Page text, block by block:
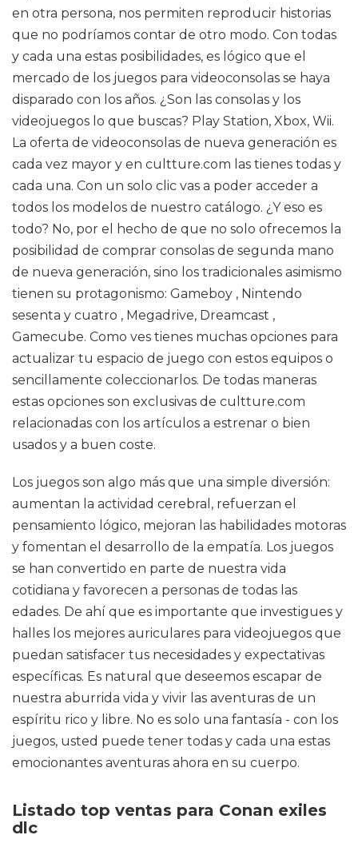
en otra persona, nos permiten reproducir historias
que no podríamos contar de otro modo. Con todas
y cada una estas posibilidades, es lógico que el
mercado de los juegos para videoconsolas se haya
disparado con los años. ¿Son las consolas y los
videojuegos lo que buscas? Play Station, Xbox, Wii.
La oferta de videoconsolas de nueva generación es
cada vez mayor y en cultture.com las tienes todas y
cada una. Con un solo clic vas a poder acceder a
todos los modelos de nuestro catálogo. ¿Y eso es
todo? No, por el hecho de que no solo ofrecemos la
posibilidad de comprar consolas de segunda mano
de nueva generación, sino los tradicionales asimismo
tienen su protagonismo: Gameboy , Nintendo
sesenta y cuatro , Megadrive, Dreamcast ,
Gamecube. Como ves tienes muchas opciones para
actualizar tu espacio de juego con estos equipos o
sencillamente coleccionarlos. De todas maneras
estas opciones son exclusivas de cultture.com
relacionadas con los artículos a estrenar o bien
usados y a buen coste.
Los juegos son algo más que una simple diversión:
aumentan la actividad cerebral, refuerzan el
pensamiento lógico, mejoran las habilidades motoras
y fomentan el desarrollo de la empatía. Los juegos
se han convertido en parte de nuestra vida
cotidiana y favorecen a personas de todas las
edades. De ahí que es importante que investigues y
halles los mejores auriculares para videojuegos que
puedan satisfacer tus necesidades y expectativas
específicas. Es natural que deseemos escapar de
nuestra aburrida vida y vivir las aventuras de un
espíritu rico y libre. No es solo una fantasía - con los
juegos, usted puede tener todas y cada una estas
emocionantes aventuras ahora en su cuerpo.
Listado top ventas para Conan exiles
dlc